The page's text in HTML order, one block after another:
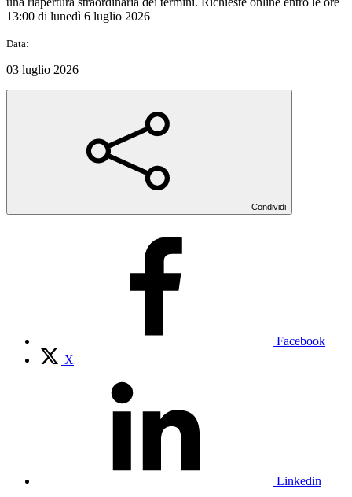
13:00 di lunedì 6 luglio 2026
Data:
03 luglio 2026
Condividi
Facebook
X
Linkedin